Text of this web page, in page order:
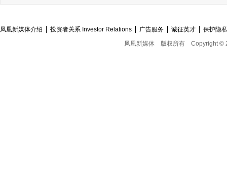
凤凰新媒体介绍 投资者关系 Investor Relations 广告服务 诚征英才
保护隐
凤凰新媒体
版权所有 Copyright ©